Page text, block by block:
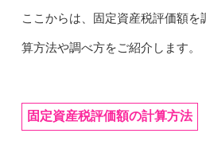
ここからは、固定資産税評価額
算方法や調べ方をご紹介します。
固定資産税評価額の計算方法